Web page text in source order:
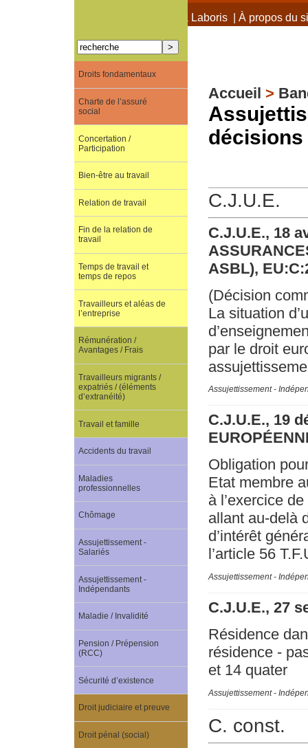
À propos de Terra Laboris| À propos du
Accueil >
C.J.U.E.
C.J.U.E., 18
ASBL),
(Décision
La situation
par le droit
Assujettissement -
C.J.U.E., 19
Obligation
Etat membre
à l’exercice
allant au-delà
d’intérêt
l’article 56
Assujettissement -
C.J.U.E., 27
Résidence
résidence -
et 14 quater
Assujettissement -
C. const.
Droits fondamentaux
Charte de l’assuré
social
Concertation /
Participation
Bien-être au travail
Relation de travail
Fin de la relation de
travail
Temps de travail et
temps de repos
Travailleurs et aléas de
l’entreprise
Rémunération /
Avantages / Frais
Travailleurs migrants /
expatriés / (éléments
d’extranéité)
Travail et famille
Accidents du travail
Maladies
professionnelles
Chômage
Assujettissement -
Salariés
Assujettissement -
Indépendants
Maladie / Invalidité
Pension / Prépension
(RCC)
Sécurité d’existence
Droit judiciaire et preuve
Droit pénal (social)